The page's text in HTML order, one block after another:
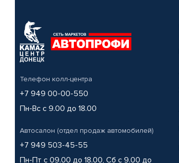
Телефон колл-центра
+7 949 00-00-550
Пн-Вс с 9.00 до 18.00
Автосалон (отдел продаж автомобилей)
+7 949 503-45-55
Пн-Пт с 09.00 до 18.00, Сб с 9.00 до